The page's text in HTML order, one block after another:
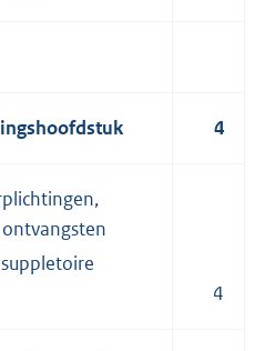
4
suppletoire
4